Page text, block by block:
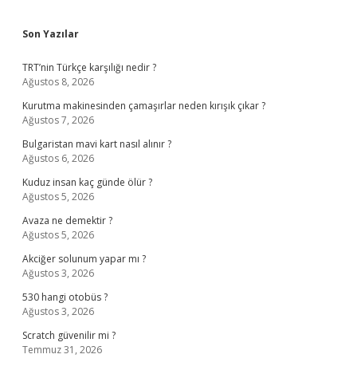
Sidebar
Son Yazılar
TRT’nin Türkçe karşılığı nedir ?
Ağustos 8, 2026
Kurutma makinesinden çamaşırlar neden kırışık çıkar ?
Ağustos 7, 2026
Bulgaristan mavi kart nasıl alınır ?
Ağustos 6, 2026
Kuduz insan kaç günde ölür ?
Ağustos 5, 2026
Avaza ne demektir ?
Ağustos 5, 2026
Akciğer solunum yapar mı ?
Ağustos 3, 2026
530 hangi otobüs ?
Ağustos 3, 2026
Scratch güvenilir mi ?
Temmuz 31, 2026